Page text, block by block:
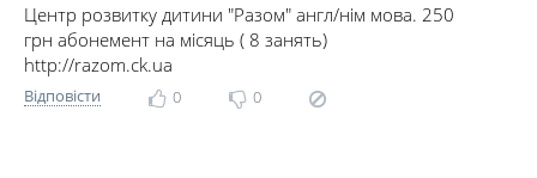
Центр розвитку дитини "Разом" англ/нім мова. 250
грн абонемент на місяць ( 8 занять)
http://razom.ck.ua
Відповісти 0 0